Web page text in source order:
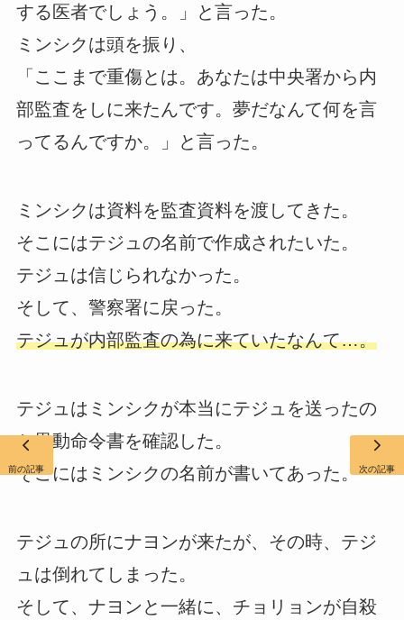
する医者でしょう。」と言った。
ミンシクは頭を振り、
「ここまで重傷とは。あなたは中央署から内
部監査をしに来たんです。夢だなんて何を言
ってるんですか。」と言った。
ミンシクは資料を監査資料を渡してきた。
そこにはテジュの名前で作成されたいた。
テジュは信じられなかった。
そして、警察署に戻った。
テジュが内部監査の為に来ていたなんて…。
テジュはミンシクが本当にテジュを送ったの
か異動命令書を確認した。
そこにはミンシクの名前が書いてあった。
テジュの所にナヨンが来たが、その時、テジ
ュは倒れてしまった。
そして、ナヨンと一緒に、チョリョンが自殺
前の記事 次の記事